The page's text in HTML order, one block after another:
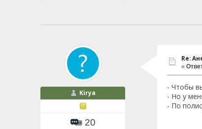
Kirya
20
Re:
«
- Чтобы
- Но у
- По